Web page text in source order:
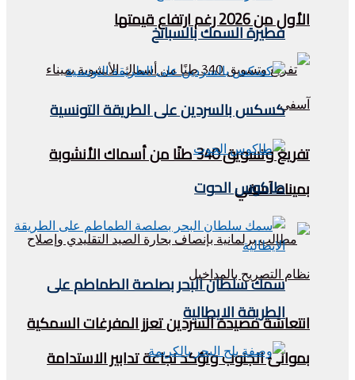
الأول من 2026 رغم ارتفاع قيمتها
تفريغ وتسويق 340 طنًا من أسماك الأنشوبة
بميناء آسفي
انتعاشة مصيدة السردين تعزز المفرغات السمكية
بموانئ الجنوب وتؤكد نجاعة تدابير الاستدامة
فطيرة السمك بالسبانخ
كسكس بالسردين على الطريقة التونسية
طاكوس الحوت
سمك سلطان البحر بصلصة الطماطم على
الطريقة الايطالية